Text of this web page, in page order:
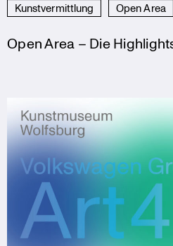
Kunstvermittlung Open Area
Open Area – Die